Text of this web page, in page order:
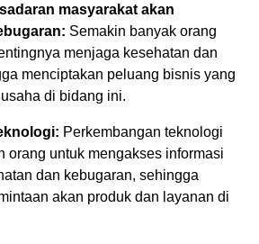
masyarakat akan
Semakin banyak orang
menjaga kesehatan dan
menciptakan peluang bisnis yang
di bidang ini.
Perkembangan teknologi
orang untuk mengakses informasi
dan kebugaran, sehingga
akan produk dan layanan di